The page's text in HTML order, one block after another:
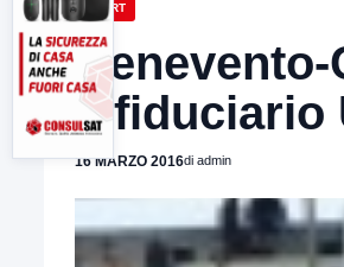
SPORT
il fiduciario
16 MARZO 2016di admin